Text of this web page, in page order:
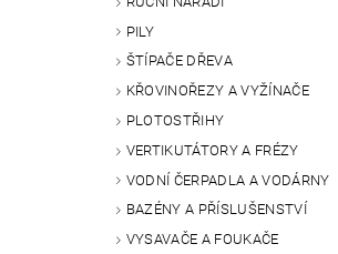
PILY
ŠTÍPAČE DŘEVA
KŘOVINOŘEZY A VYŽÍNAČE
PLOTOSTŘIHY
VERTIKUTÁTORY A FRÉZY
VODNÍ ČERPADLA A VODÁRNY
BAZÉNY A PŘÍSLUŠENSTVÍ
VYSAVAČE A FOUKAČE